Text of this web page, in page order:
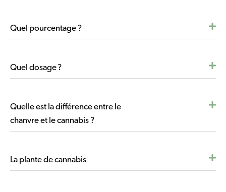
Quel pourcentage ?
Quel dosage ?
Quelle est la différence entre le
chanvre et le cannabis ?
La plante de cannabis